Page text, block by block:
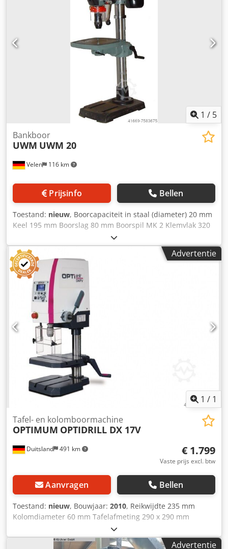
1 / 5
Velen 116 km
Bankboor
UWM UWM 20
Prijsinfo Bellen
Toestand: nieuw, Boorcapaciteit in staal (diameter) 20 mm
Keel 195 mm Boorslag 80 mm Boorspil MK 2 Klemvlak 320
x 300 mm Totaal benodigd vermogen 0,75 kW
Machinegewicht ca. 0,072 t Djdpfsiiq S Nox Aahswa
Benodigde ruimte ca. 0,7 x 0,4 x 1,1 m Stabiele
bankboormachine met zelfklemmende boorhouder met
boordiepteverstelling met nul trekker met noodstop
Tafelblad draaibaar
Advertentie
1 / 1
Duitsland 491 km
Tafel- en kolomboormachine
OPTIMUM OPTIDRILL DX 17V
€ 1.799
Vaste prijs excl. btw
Aanvragen Bellen
Toestand: nieuw, Bouwjaar: 2010, Reikwijdte 235 mm
Kolomdiameter 60 mm Tafelafmeting 290 x 290 mm
Motorvermogen 1 kW Toerental 50 - 4000 tpm
Machinegewicht ca. 72 kg OPTIMUM kolomboormachine
Advertentie